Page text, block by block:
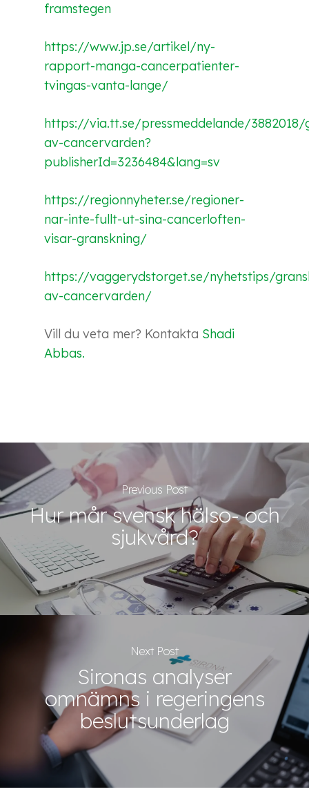
framstegen
https://www.jp.se/artikel/ny-
rapport-manga-cancerpatienter-
tvingas-vanta-lange/
https://via.tt.se/pressmeddelande/3882018/
av-cancervarden?
publisherId=3236484&lang=sv
https://regionnyheter.se/regioner-
nar-inte-fullt-ut-sina-cancerloften-
visar-granskning/
https://vaggerydstorget.se/nyhetstips/
av-cancervarden/
Vill du veta mer? Kontakta Shadi
Abbas.
Previous Post
Hur mår svensk hälso- och
sjukvård?
Next Post
Sironas analyser
omnämns i regeringens
beslutsunderlag